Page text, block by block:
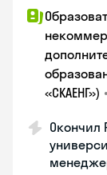
«СКАЕНГ») •
Окончил